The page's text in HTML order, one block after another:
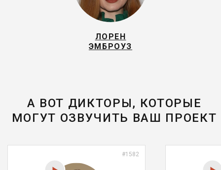
ЛОРЕН
ЭМБРОУЗ
А ВОТ ДИКТОРЫ, КОТОРЫЕ
МОГУТ ОЗВУЧИТЬ ВАШ ПРОЕКТ
#1582